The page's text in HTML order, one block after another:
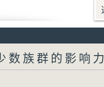
数族群的影响力